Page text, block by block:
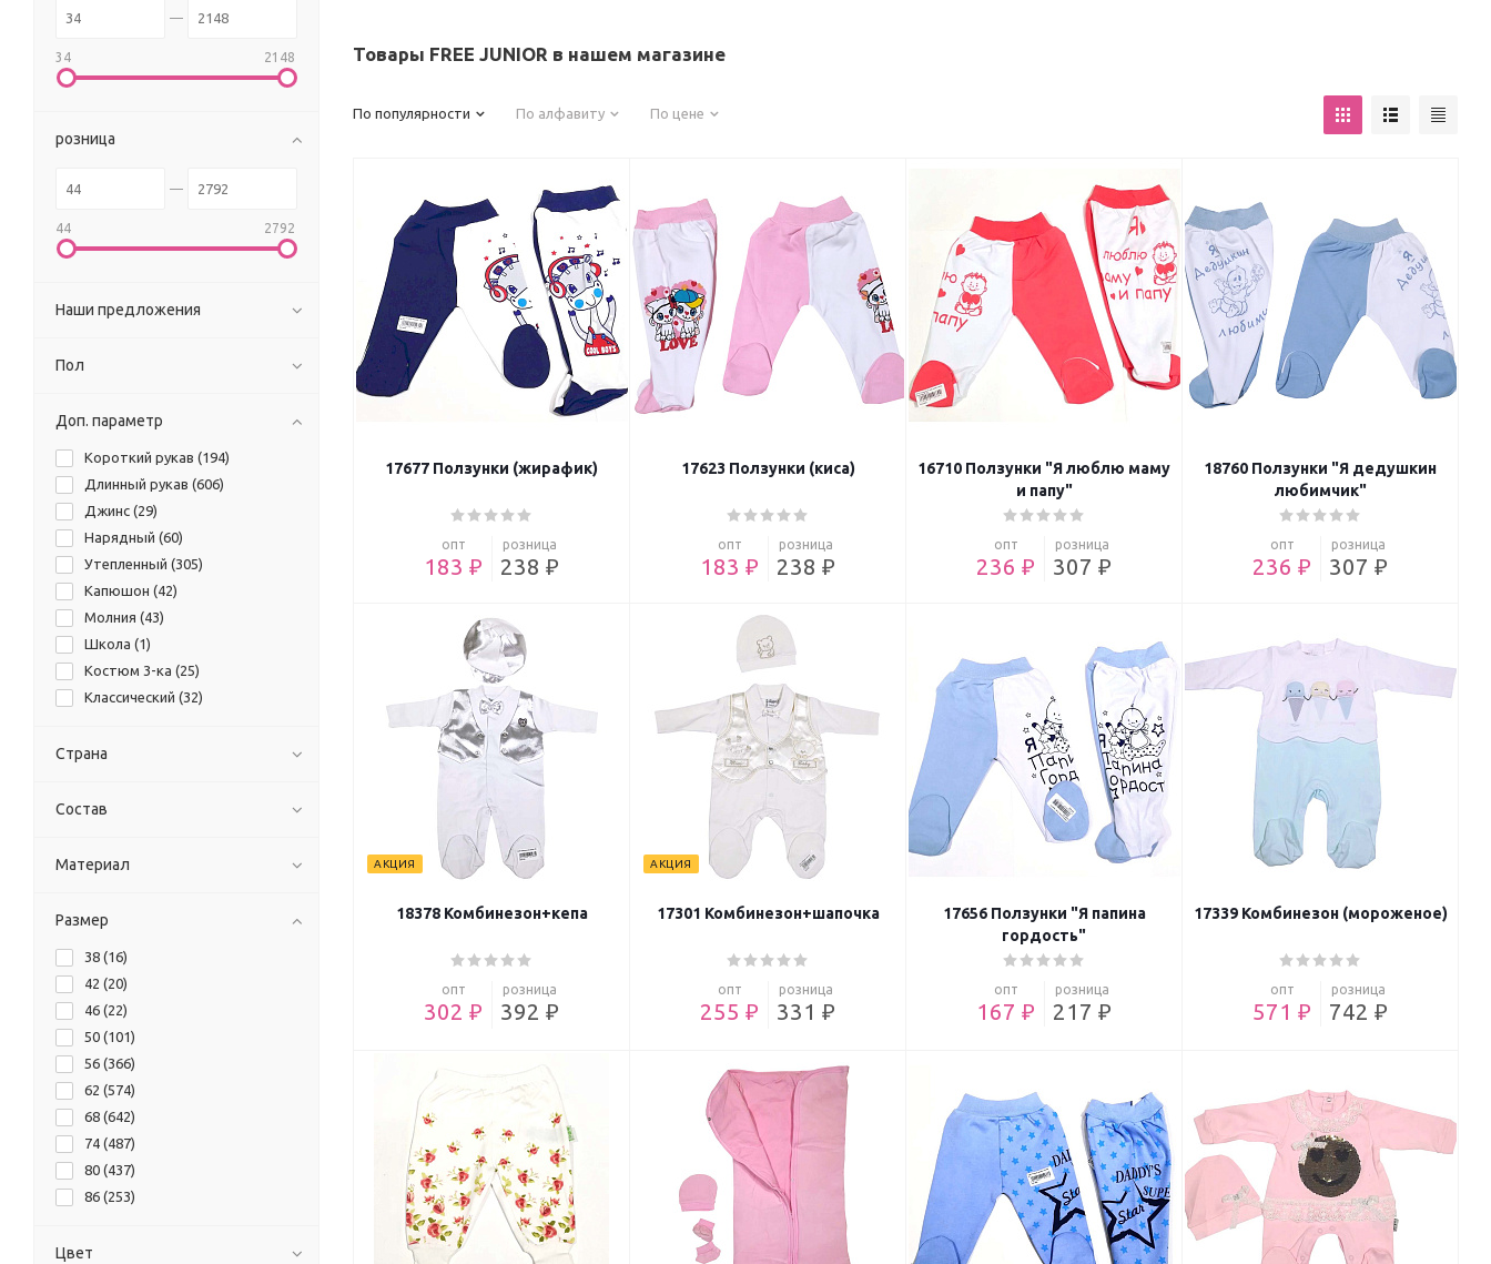
Товары FREE JUNIOR в нашем магазине
По популярности По алфавиту По цене
17677 Ползунки (жирафик)
опт
183 ₽
розница
238 ₽
17623 Ползунки (киса)
опт
183 ₽
розница
238 ₽
16710 Ползунки "Я люблю маму
и папу"
опт
236 ₽
розница
307 ₽
18760 Ползунки "Я дедушкин
любимчик"
опт
236 ₽
розница
307 ₽
АКЦИЯ
18378 Комбинезон+кепа
опт
302 ₽
розница
392 ₽
АКЦИЯ
17301 Комбинезон+шапочка
опт
255 ₽
розница
331 ₽
17656 Ползунки "Я папина
гордость"
опт
167 ₽
розница
217 ₽
17339 Комбинезон (мороженое)
опт
571 ₽
розница
742 ₽
34 2148
розница
44 2792
Наши предложения
Пол
Доп. параметр
Короткий рукав (194)
Длинный рукав (606)
Джинс (29)
Нарядный (60)
Утепленный (305)
Капюшон (42)
Молния (43)
Школа (1)
Костюм 3-ка (25)
Классический (32)
Страна
Состав
Материал
Размер
38 (16)
42 (20)
46 (22)
50 (101)
56 (366)
62 (574)
68 (642)
74 (487)
80 (437)
86 (253)
98 (
Цвет